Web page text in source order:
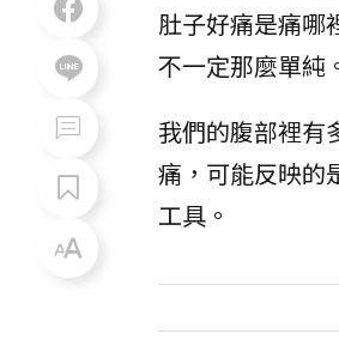
肚子好痛是痛哪
不一定那麼單純
我們的腹部裡有
痛，可能反映的
工具。